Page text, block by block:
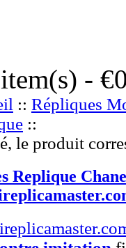
item(s) -
:: Répliques
::
le produit
Replique